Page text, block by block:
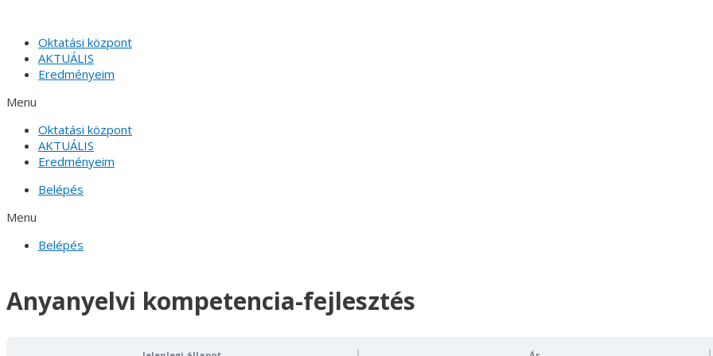
contentOktatási központ
AKTUÁLIS
Eredményeim
Menu
Oktatási központ
AKTUÁLIS
Eredményeim
Belépés
Menu
Belépés
Anyanyelvi kompetencia-fejlesztés